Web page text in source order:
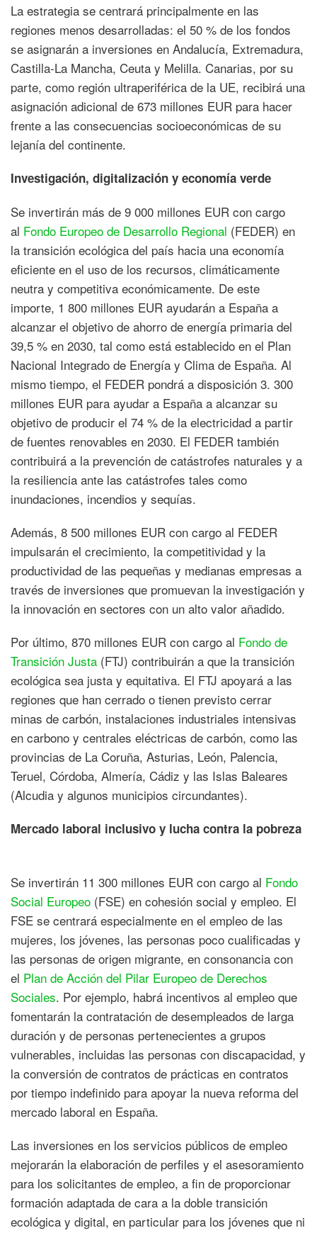
La estrategia se centrará principalmente en las
regiones menos desarrolladas: el 50 % de los fondos
se asignarán a inversiones en Andalucía, Extremadura,
Castilla-La Mancha, Ceuta y Melilla. Canarias, por su
parte, como región ultraperiférica de la UE, recibirá una
asignación adicional de 673 millones EUR para hacer
frente a las consecuencias socioeconómicas de su
lejanía del continente.
Investigación, digitalización y economía verde
Se invertirán más de 9 000 millones EUR con cargo
al Fondo Europeo de Desarrollo Regional (FEDER) en
la transición ecológica del país hacia una economía
eficiente en el uso de los recursos, climáticamente
neutra y competitiva económicamente. De este
importe, 1 800 millones EUR ayudarán a España a
alcanzar el objetivo de ahorro de energía primaria del
39,5 % en 2030, tal como está establecido en el Plan
Nacional Integrado de Energía y Clima de España. Al
mismo tiempo, el FEDER pondrá a disposición 3. 300
millones EUR para ayudar a España a alcanzar su
objetivo de producir el 74 % de la electricidad a partir
de fuentes renovables en 2030. El FEDER también
contribuirá a la prevención de catástrofes naturales y a
la resiliencia ante las catástrofes tales como
inundaciones, incendios y sequías.
Además, 8 500 millones EUR con cargo al FEDER
impulsarán el crecimiento, la competitividad y la
productividad de las pequeñas y medianas empresas a
través de inversiones que promuevan la investigación y
la innovación en sectores con un alto valor añadido.
Por último, 870 millones EUR con cargo al Fondo de
Transición Justa (FTJ) contribuirán a que la transición
ecológica sea justa y equitativa. El FTJ apoyará a las
regiones que han cerrado o tienen previsto cerrar
minas de carbón, instalaciones industriales intensivas
en carbono y centrales eléctricas de carbón, como las
provincias de La Coruña, Asturias, León, Palencia,
Teruel, Córdoba, Almería, Cádiz y las Islas Baleares
(Alcudia y algunos municipios circundantes).
Mercado laboral inclusivo y lucha contra la pobreza
Se invertirán 11 300 millones EUR con cargo al Fondo
Social Europeo (FSE) en cohesión social y empleo. El
FSE se centrará especialmente en el empleo de las
mujeres, los jóvenes, las personas poco cualificadas y
las personas de origen migrante, en consonancia con
el Plan de Acción del Pilar Europeo de Derechos
Sociales. Por ejemplo, habrá incentivos al empleo que
fomentarán la contratación de desempleados de larga
duración y de personas pertenecientes a grupos
vulnerables, incluidas las personas con discapacidad, y
la conversión de contratos de prácticas en contratos
por tiempo indefinido para apoyar la nueva reforma del
mercado laboral en España.
Las inversiones en los servicios públicos de empleo
mejorarán la elaboración de perfiles y el asesoramiento
para los solicitantes de empleo, a fin de proporcionar
formación adaptada de cara a la doble transición
ecológica y digital, en particular para los jóvenes que ni